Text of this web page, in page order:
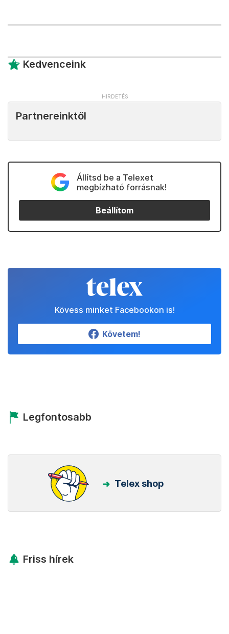
Kedvenceink
Partnereinktől
Állítsd be a Telexet
megbízható forrásnak!
Beállítom
Kövess minket Facebookon is!
Követem!
Legfontosabb
Telex shop
Friss hírek